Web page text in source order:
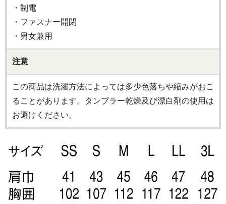
・制電
・ファスナー開閉
・男女兼用
注意
この商品は洗濯方法によっては多少色落ちや縮みがおこ
ることがあります。タンブラー乾燥及び漂白剤の使用は
お避けください。